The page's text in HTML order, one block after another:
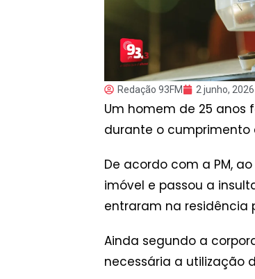
Redação 93FM 2 junho, 2026
Um homem de 25 anos
durante o
De acordo com a PM,
imóvel e passou a
entraram na residência
Ainda segundo a
necessária a utilização